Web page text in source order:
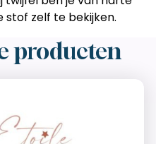
stof zelf te bekijken.
producten